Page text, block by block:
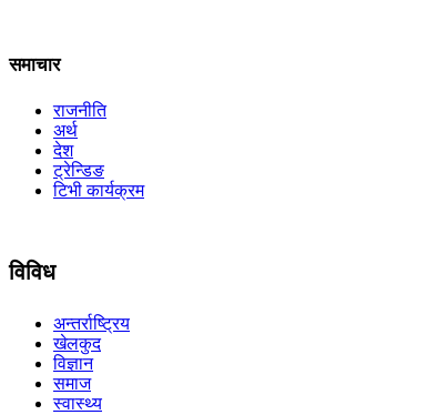
समाचार
राजनीति
अर्थ
देश
ट्रेन्डिङ
टिभी कार्यक्रम
विविध
अन्तर्राष्ट्रिय
खेलकुद
विज्ञान
समाज
स्वास्थ्य